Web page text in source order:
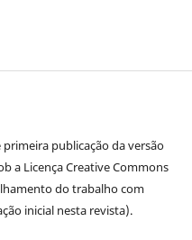
publicação da versão
a Licença Creative Commons
do trabalho com
inicial nesta revista).